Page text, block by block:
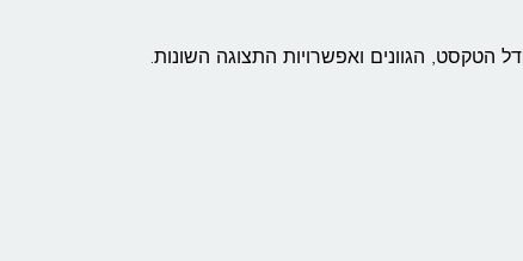
הגוונים ואפשרויות התצוגה השונות.